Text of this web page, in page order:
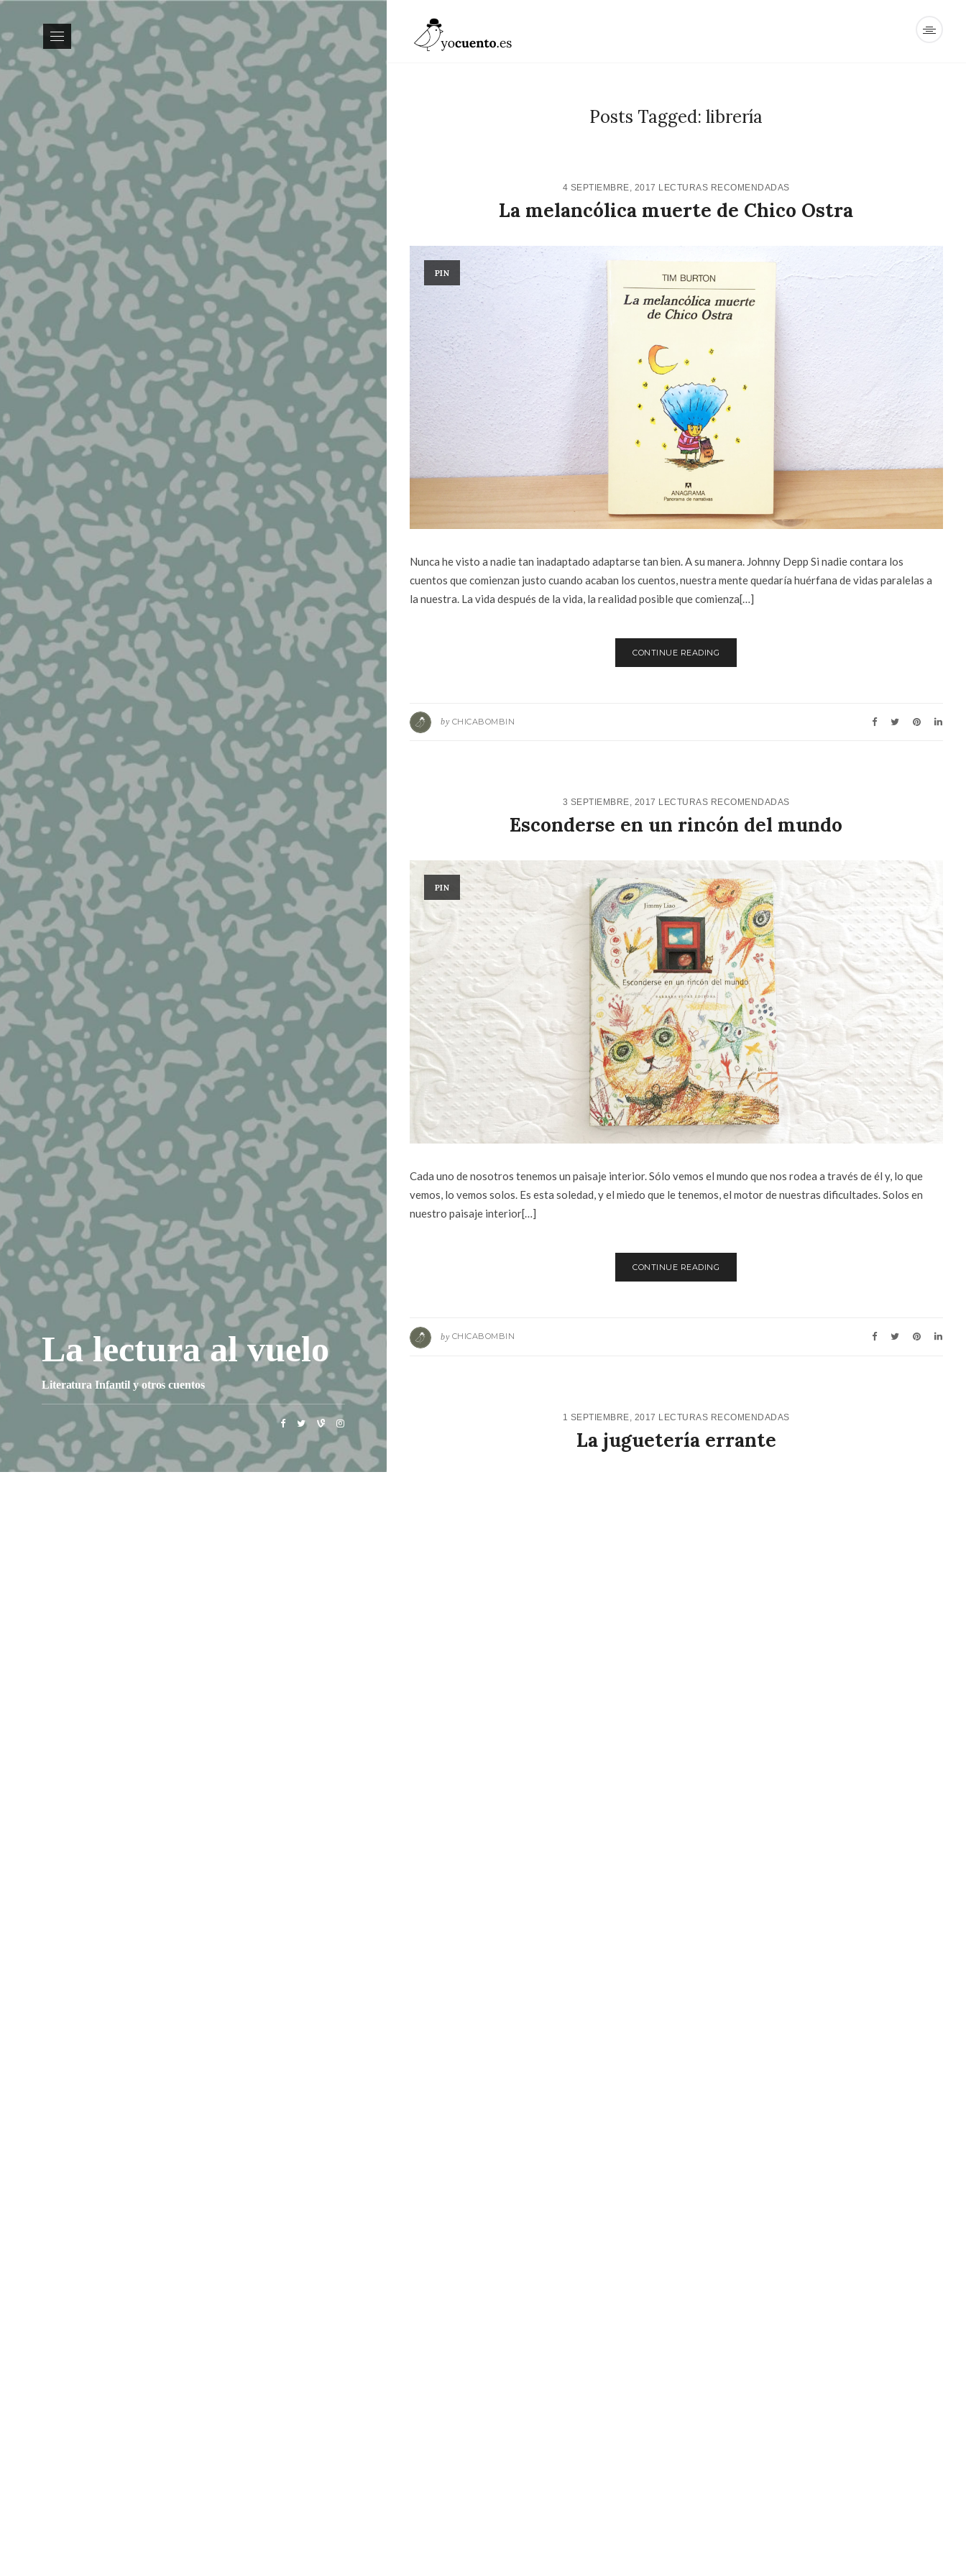
La lectura al vuelo
Literatura Infantil y otros cuentos
Posts Tagged: librería
4 SEPTIEMBRE, 2017 LECTURAS RECOMENDADAS
La melancólica muerte de Chico Ostra
PIN
Nunca he visto a nadie tan inadaptado adaptarse tan bien. A su manera. Johnny Depp Si nadie contara los
cuentos que comienzan justo cuando acaban los cuentos, nuestra mente quedaría huérfana de vidas paralelas a
la nuestra. La vida después de la vida, la realidad posible que comienza[…]
CONTINUE READING
by CHICABOMBIN
3 SEPTIEMBRE, 2017 LECTURAS RECOMENDADAS
Esconderse en un rincón del mundo
PIN
Cada uno de nosotros tenemos un paisaje interior. Sólo vemos el mundo que nos rodea a través de él y, lo que
vemos, lo vemos solos. Es esta soledad, y el miedo que le tenemos, el motor de nuestras dificultades. Solos en
nuestro paisaje interior[…]
CONTINUE READING
by CHICABOMBIN
1 SEPTIEMBRE, 2017 LECTURAS RECOMENDADAS
La juguetería errante